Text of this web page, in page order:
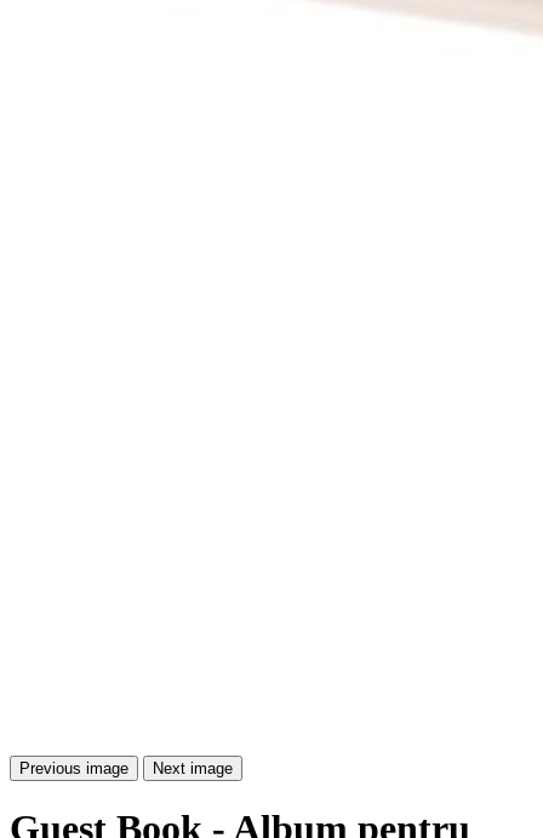
Previous image Next image
Guest Book - Album pentru